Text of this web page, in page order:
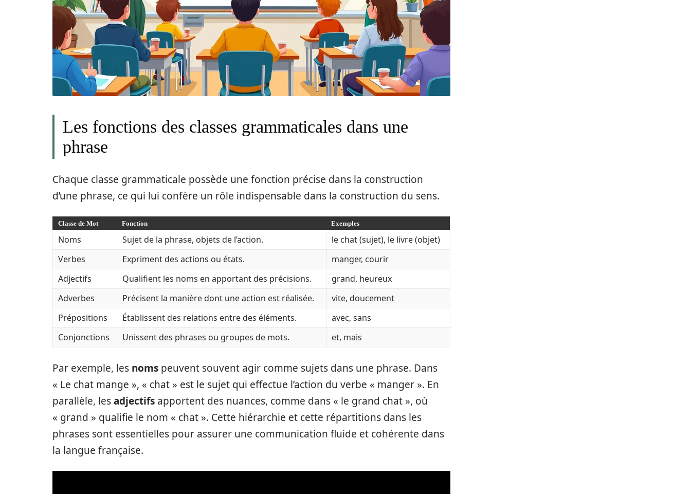
Les fonctions des classes grammaticales dans une
phrase
Chaque classe grammaticale possède une fonction précise dans la construction
d’une phrase, ce qui lui confère un rôle indispensable dans la construction du sens.
Classe de Mot Fonction Exemples
Noms Sujet de la phrase, objets de l’action.
le chat (sujet), le livre (objet)
Verbes
Expriment des actions ou états.
manger, courir
Adjectifs
Qualifient les noms en apportant des précisions.
grand, heureux
Adverbes
Précisent la manière dont une action est réalisée.
vite, doucement
Prépositions
Établissent des relations entre des éléments.
avec, sans
Conjonctions
Unissent des phrases ou groupes de mots. et, mais
Par exemple, les noms peuvent souvent agir comme sujets dans une phrase. Dans
« Le chat mange », « chat » est le sujet qui effectue l’action du verbe « manger ». En
parallèle, lesadjectifs apportent des nuances, comme dans « le grand chat », où
« grand » qualifie le nom « chat ». Cette hiérarchie et cette répartitions dans les
phrases sont essentielles pour assurer une communication fluide et cohérente dans
la langue française.